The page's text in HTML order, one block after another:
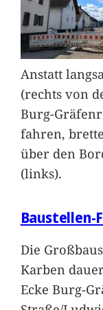
Anstatt
(rechts von
Burg-
fahren,
über den
(links).
Die
Karben
Ecke Burg-